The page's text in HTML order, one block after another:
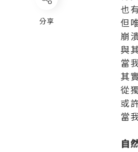
分享
也
但
崩
與
當
其
從
或
當
自